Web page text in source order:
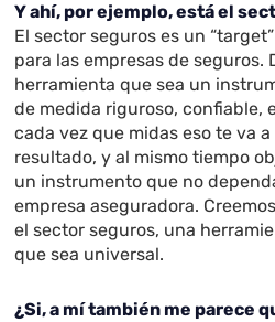
Y ahí, por ejemplo, está el
El sector seguros es un
para las empresas de seguros.
herramienta que sea un
de medida riguroso, confiable,
cada vez que midas eso te va
resultado, y al mismo tiempo
un instrumento que no
empresa aseguradora.
el sector seguros, una
que sea universal.
¿Si, a mí también me parece